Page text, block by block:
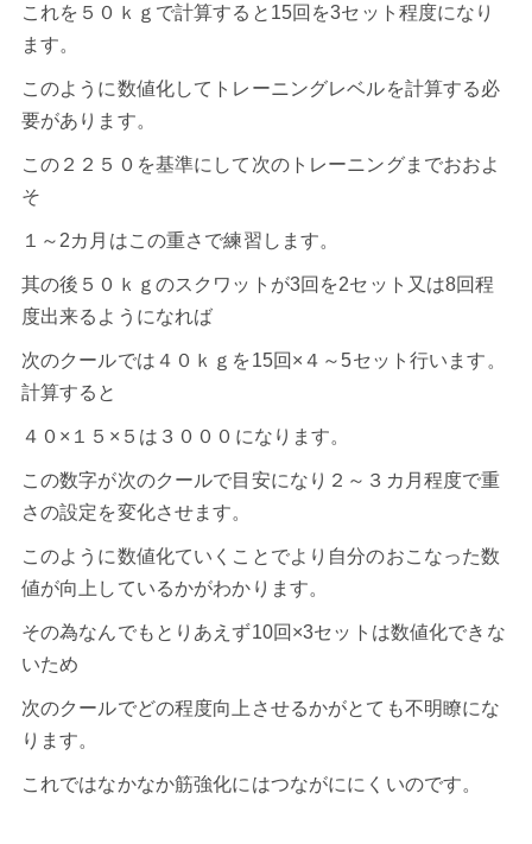
これを５０ｋｇで計算すると15回を3セット程度になり
ます。
このように数値化してトレーニングレベルを計算する必
要があります。
この２２５０を基準にして次のトレーニングまでおおよ
そ
１～2カ月はこの重さで練習します。
其の後５０ｋｇのスクワットが3回を2セット又は8回程
度出来るようになれば
次のクールでは４０ｋｇを15回×４～5セット行います。
計算すると
４０×１５×５は３０００になります。
この数字が次のクールで目安になり２～３カ月程度で重
さの設定を変化させます。
このように数値化ていくことでより自分のおこなった数
値が向上しているかがわかります。
その為なんでもとりあえず10回×3セットは数値化できな
いため
次のクールでどの程度向上させるかがとても不明瞭にな
ります。
これではなかなか筋強化にはつながににくいのです。